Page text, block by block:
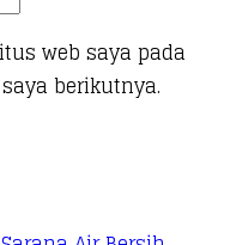
web saya pada
berikutnya.